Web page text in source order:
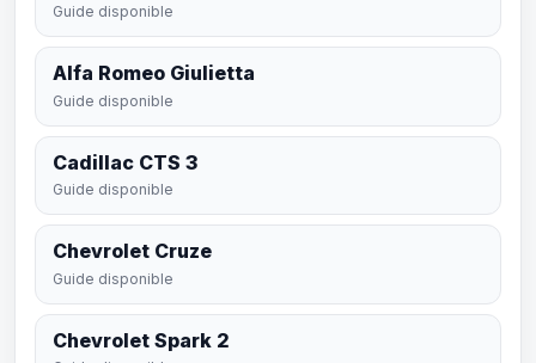
Guide disponible
Alfa Romeo Giulietta
Guide disponible
Cadillac CTS 3
Guide disponible
Chevrolet Cruze
Guide disponible
Chevrolet Spark 2